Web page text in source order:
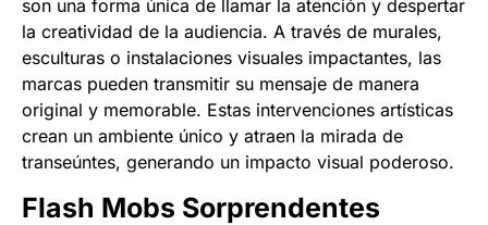
son una forma única de llamar la atención y despertar
la creatividad de la audiencia. A través de murales,
esculturas o instalaciones visuales impactantes, las
marcas pueden transmitir su mensaje de manera
original y memorable. Estas intervenciones artísticas
crean un ambiente único y atraen la mirada de
transeúntes, generando un impacto visual poderoso.
Flash Mobs Sorprendentes